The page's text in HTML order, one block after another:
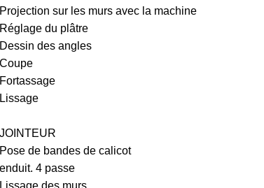
Projection sur les murs avec la machine
Réglage du plâtre
Dessin des angles
Coupe
Fortassage
Lissage
JOINTEUR
Pose de bandes de calicot
enduit. 4 passe
Lissage des murs